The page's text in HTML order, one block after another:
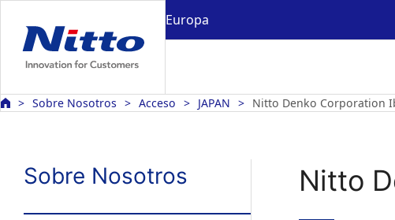
Europa
Sobre Nosotros Acceso JAPAN Nitto Denko Corporation
Sobre Nosotros Nitto